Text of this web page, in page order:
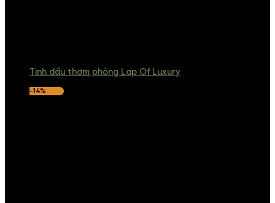
Tinh dầu thơm phòng Lap Of Luxury
-14%